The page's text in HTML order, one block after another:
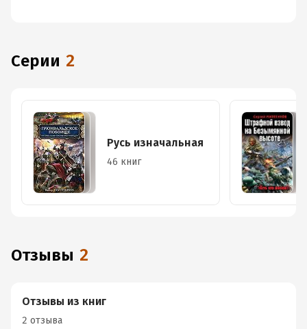
Серии 2
Русь изначальная
46 книг
Отзывы 2
Отзывы из книг
2 отзыва